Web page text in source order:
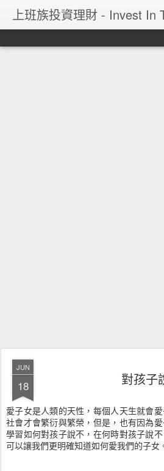
JUN
18 對孩子
愛子女是人類的天性，每個人天生就會
社會才會繁衍與繁榮，但是，也有因為
學習如何對孩子說不，在何時對孩子說
可以讓我們更明確知道如何愛我們的子女